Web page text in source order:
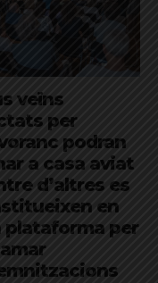
veïns
per
podran
a casa aviat
d’altres es
en
plataforma per